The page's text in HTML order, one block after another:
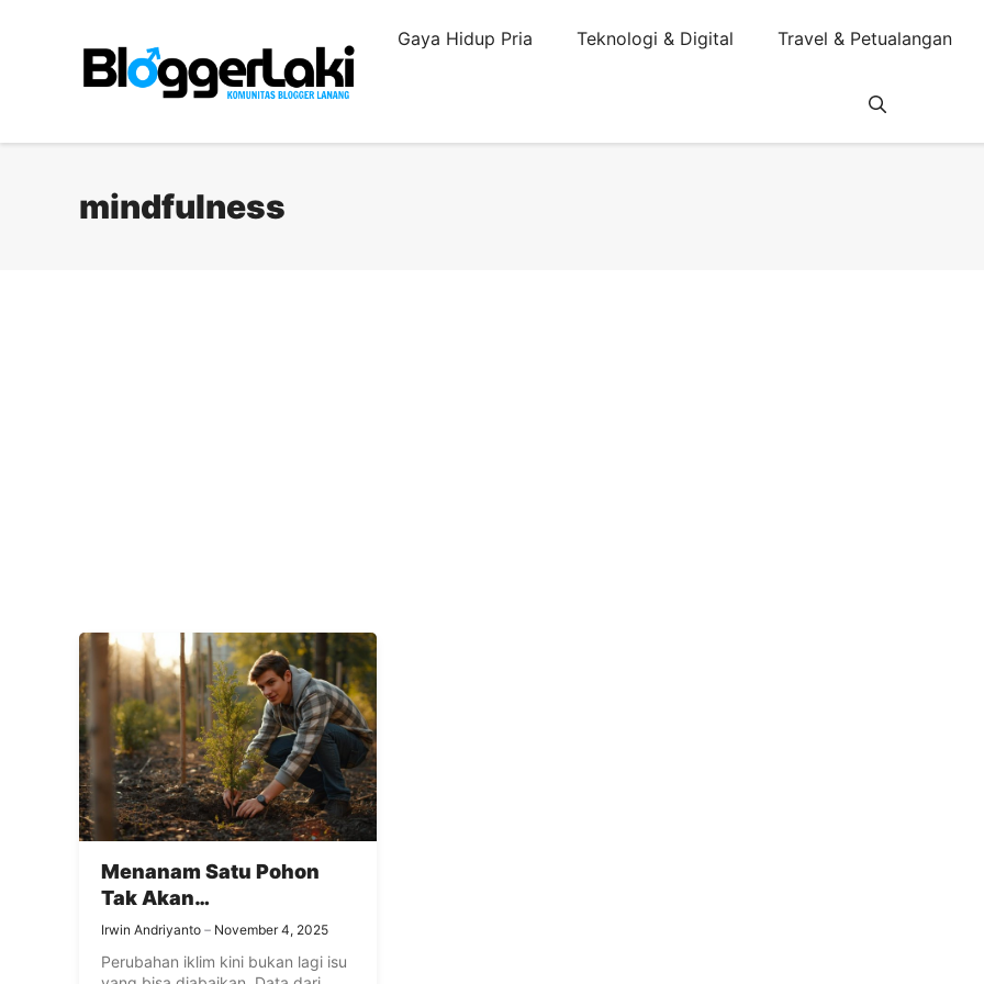
Gaya Hidup Pria Teknologi & Digital Travel & Petualangan
mindfulness
Menanam Satu Pohon
Tak Akan
Menyelamatkan Dunia,
Tapi Bisa Mengubah Diri
Irwin Andriyanto November 4, 2025
Perubahan iklim kini bukan lagi isu